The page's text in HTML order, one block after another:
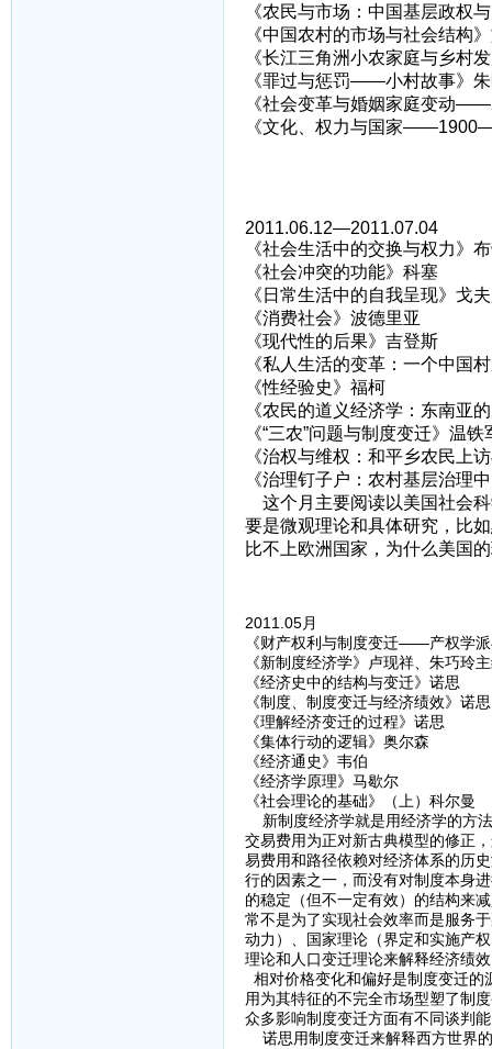
《农民与市场：中国基层政权
《中国农村的市场与社会结构
《长江三角洲小农家庭与乡村
《罪过与惩罚——小村故事》
《社会变革与婚姻家庭变动
《文化、权力与国家
2011.06.12—2011.07.04
《社会生活中的交换与权力》
《社会冲突的功能》科塞
《日常生活中的自我呈现》戈
《消费社会》波德里亚
《现代性的后果》吉登斯
《私人生活的变革：一个中国
《性经验史》福柯
《农民的道义经济学：东南亚
《“三农”问题与制度变迁》温铁
《治权与维权：和平乡农民上
《治理钉子户：农村基层治理
这个月主要阅读以美国社会
要是微观理论和具体研究，比
比不上欧洲国家，为什么美国
2011.05月
《财产权利与制度变迁——产权学
《新制度经济学》卢现祥、朱巧玲
《经济史中的结构与变迁》诺思
《制度、制度变迁与经济绩效》诺思
《理解经济变迁的过程》诺思
《集体行动的逻辑》奥尔森
《经济通史》韦伯
《经济学原理》马歇尔
《社会理论的基础》（上）科尔曼
新制度经济学就是用经济学的方
交易费用为正对新古典模型的修正
易费用和路径依赖对经济体系的历
行的因素之一，而没有对制度本身
的稳定（但不一定有效）的结构来
常不是为了实现社会效率而是服务
动力）、国家理论（界定和实施产
理论和人口变迁理论来解释经济绩
相对价格变化和偏好是制度变迁
用为其特征的不完全市场型塑了制
众多影响制度变迁方面有不同谈判
诺思用制度变迁来解释西方世界